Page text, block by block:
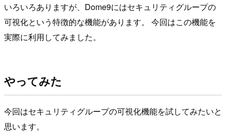
いろいろありますが、Dome9にはセキュリティグループの
可視化という特徴的な機能があります。 今回はこの機能を
実際に利用してみました。
やってみた
今回はセキュリティグループの可視化機能を試してみたいと
思います。